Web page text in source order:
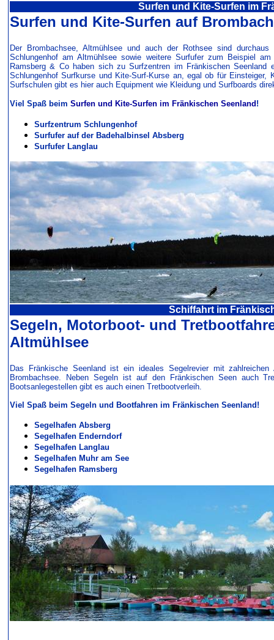
Surfen und Kite-Surfen im
Surfen und Kite-Surfen auf
Der Brombachsee, Altmühlsee und auch der Rothsee sind
Schlungenhof am Altmühlsee sowie weitere Surfufer zum Beispiel
Ramsberg & Co haben sich zu Surfzentren im Fränkischen
Schlungenhof Surfkurse und Kite-Surf-Kurse an, egal ob für Einsteiger,
Surfschulen gibt es hier auch Equipment wie Kleidung und Surfboards
Viel Spaß beim Surfen und Kite-Surfen im Fränkischen Seenland !
Surfzentrum Schlungenhof
Surfufer auf der Badehalbinsel Absberg
Surfufer Langlau
Schiffahrt im
Segeln, Motorboot- und
Altmühlsee
Das Fränkische Seenland ist ein ideales Segelrevier mit
Brombachsee. Neben Segeln ist auf den Fränkischen Seen auch
Bootsanlegestellen gibt es auch einen Tretbootverleih.
Viel Spaß beim Segeln und Bootfahren im Fränkischen Seenland!
Segelhafen Absberg
Segelhafen Enderndorf
Segelhafen Langlau
Segelhafen Muhr am See
Segelhafen Ramsberg